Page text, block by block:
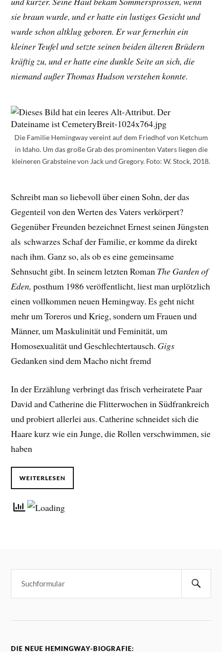
sie braun wurde, und er hatte ein lustiges Gesicht und
wurde schon altklug geboren. Er war fernerhin ein
kleiner Teufel und setzte seinen beiden älteren Brüdern
kräftig zu, und er hatte eine dunkle Seite an sich, die
niemand außer Thomas Hudson verstehen konnte.
Die Familie Hemingway vereint auf dem Friedhof von Ketchum
in Idaho. Um das große Grab des prominenten Vaters liegen die
kleineren Grabsteine von Jack und Gregory. Foto: W. Stock, 2018.
Schreibt man so liebevoll über einen Sohn, der das
Gegenteil von den Werten des Vaters verkörpert?
Gegenüber Freunden bezeichnet Ernest seinen Jüngsten
als schwarzes Schaf der Familie, er komme da direkt
nach ihm. Ganz so, als ob es eine gemeinsame
Sehnsucht gibt. In seinem letzten Roman The Garden of
Eden,posthum 1986 veröffentlicht, liest man urplötzlich
einen vollkommen neuen Hemingway. Es geht nicht
mehr um Toreros und Krieg, sondern um Frauen und
Männer, um Maskulinität und Feminität, um
Homosexualität und Geschlechtertausch. Gigs
Gedanken sind dem Macho nicht fremd
In der Erzählung verbringt das frisch verheiratete Paar
David and Catherine die Flitterwochen in Südfrankreich
und probiert allerlei aus. Catherine schneidet sich die
Haare kurz wie ein Junge, die Rollen verschwimmen, sie
haben
WEITERLESEN
DIE NEUE HEMINGWAY-BIOGRAFIE: